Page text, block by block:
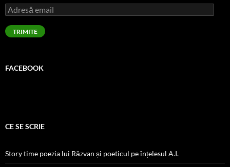
Adresă
email
TRIMITE
FACEBOOK
CE SE SCRIE
Story time poezia lui Răzvan și poeticul pe înțelesul A.I.